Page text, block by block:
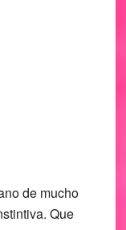
de mucho
Que